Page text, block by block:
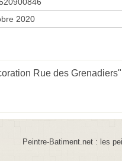
2020
Rue des
Peintre-Batiment.net : les